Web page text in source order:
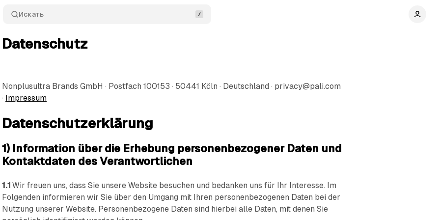
Искать
Datenschutz
Nonplusultra Brands GmbH · Postfach 100153 · 50441 Köln · Deutschland · privacy@pali.com
· Impressum
Datenschutzerklärung
1) Information über die Erhebung personenbezogener Daten und
Kontaktdaten des Verantwortlichen
1.1 Wir freuen uns, dass Sie unsere Website besuchen und bedanken uns für Ihr Interesse. Im
Folgenden informieren wir Sie über den Umgang mit Ihren personenbezogenen Daten bei der
Nutzung unserer Website. Personenbezogene Daten sind hierbei alle Daten, mit denen Sie